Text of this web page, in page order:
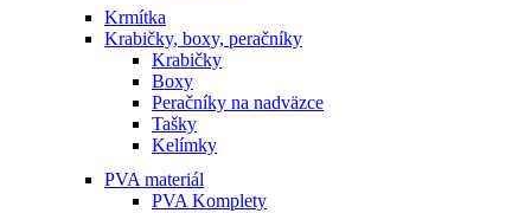
Krmítka
Krabičky, boxy, peračníky
Krabičky
Boxy
Peračníky na nadväzce
Tašky
Kelímky
PVA materiál
PVA Komplety